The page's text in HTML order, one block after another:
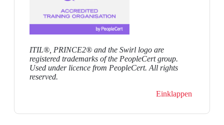
ITIL®, PRINCE2® and the Swirl logo are
registered trademarks of the PeopleCert group.
Used under licence from PeopleCert. All rights
reserved.
Einklappen